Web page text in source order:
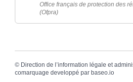
Office français de protection des
(Ofpra)
© Direction de l’information légale et
comarquage developpé par baseo.io